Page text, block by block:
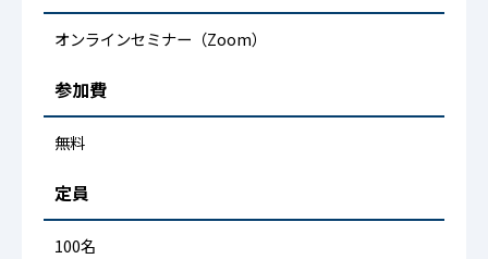
オンラインセミナー（Zoom）
参加費
無料
定員
100名